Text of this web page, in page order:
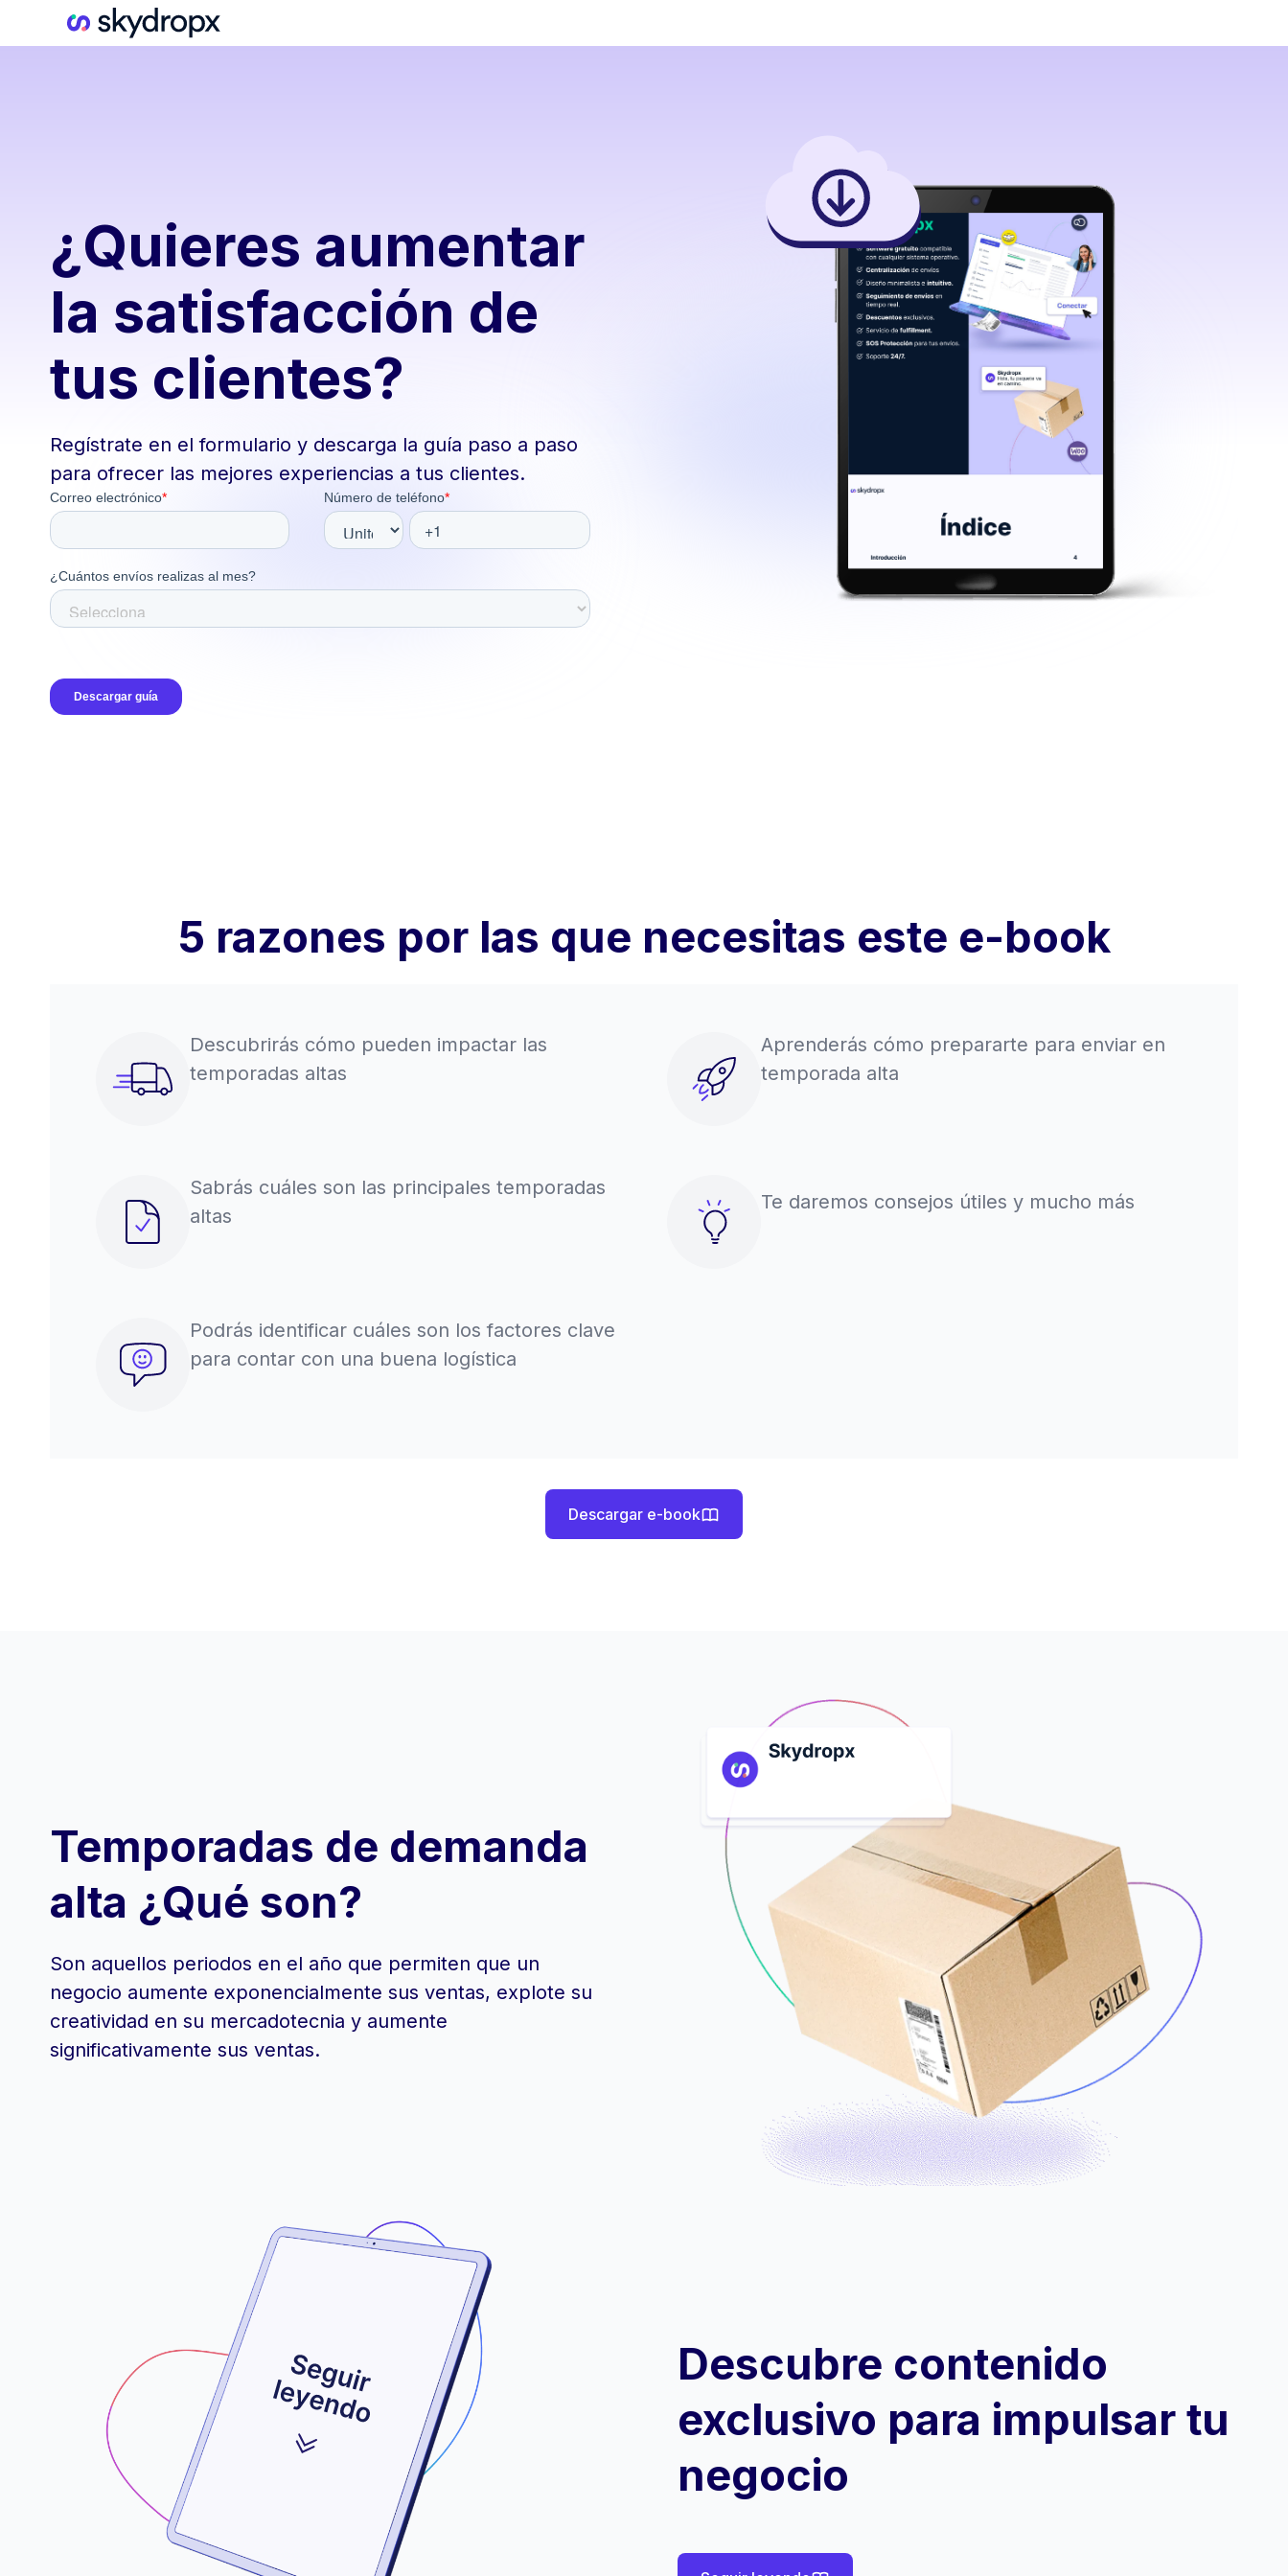
¿Quieres aumentar
la satisfacción de
tus clientes?
Regístrate en el formulario y descarga la guía paso a paso
para ofrecer las mejores experiencias a tus clientes.
5 razones por las que necesitas este e-book
Descubrirás cómo pueden impactar las
temporadas altas
Aprenderás cómo prepararte para enviar en
temporada alta
Sabrás cuáles son las principales temporadas
altas
Te daremos consejos útiles y mucho más
Podrás identificar cuáles son los factores clave
para contar con una buena logística
Descargar e-book
Temporadas de demanda
alta ¿Qué son?
Son aquellos periodos en el año que permiten que un
negocio aumente exponencialmente sus ventas, explote su
creatividad en su mercadotecnia y aumente
significativamente sus ventas.
Descubre contenido
exclusivo para impulsar tu
negocio